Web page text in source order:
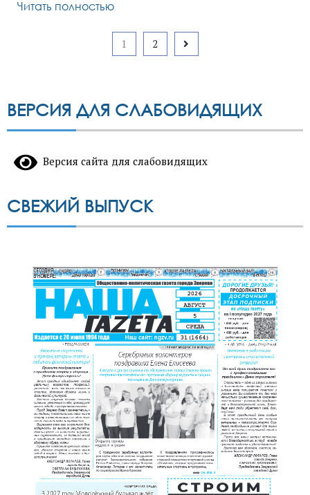
Читать полностью
1 2
ВЕРСИЯ ДЛЯ СЛАБОВИДЯЩИХ
Версия сайта для слабовидящих
СВЕЖИЙ ВЫПУСК